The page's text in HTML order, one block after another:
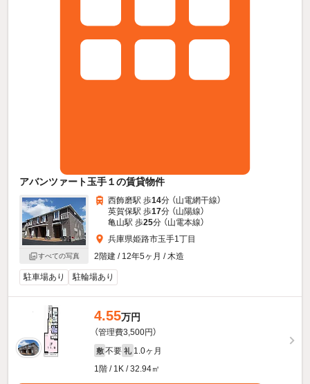
アバンツァート玉手１の賃貸物件
すべての写真
西飾磨駅 歩14分 （山電網干線）
英賀保駅 歩17分 （山陽線）
亀山駅 歩25分 （山電本線）
兵庫県姫路市玉手1丁目
2階建 / 12年5ヶ月 / 木造
駐車場あり 駐輪場あり
4.55万円
（管理費3,500円）
敷 不要 礼 1.0ヶ月
1階 / 1K / 32.94㎡